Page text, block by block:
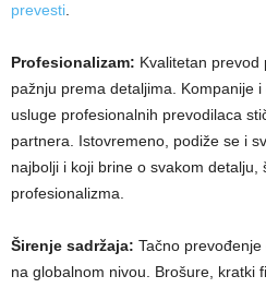
prevesti.
Profesionalizam: Kvalitetan prevod
pažnju prema detaljima. Kompanije
usluge profesionalnih prevodilaca
partnera. Istovremeno, podiže se i
najbolji i koji brine o svakom detalju,
profesionalizma.
Širenje sadržaja: Tačno
na globalnom nivou. Brošure, kratki